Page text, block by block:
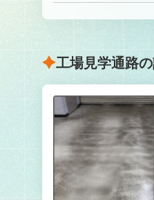
工場見学通路